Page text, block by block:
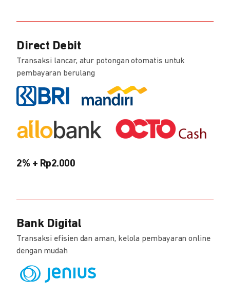
Direct Debit
Transaksi lancar, atur potongan otomatis untuk
pembayaran berulang
2% + Rp2.000
Bank Digital
Transaksi efisien dan aman, kelola pembayaran online
dengan mudah